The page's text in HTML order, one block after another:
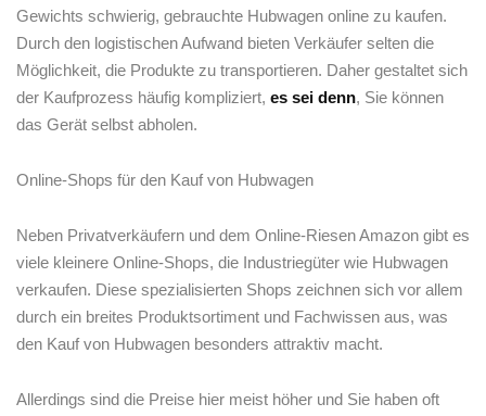
Gewichts ‍schwierig, gebrauchte Hubwagen‌ online ​zu kaufen.
Durch den logistischen Aufwand bieten Verkäufer selten ‌die
‌Möglichkeit, die Produkte zu transportieren. Daher gestaltet sich
der Kaufprozess häufig kompliziert, es sei denn, Sie können
das Gerät selbst abholen.
Online-Shops für⁤ den‌ Kauf von Hubwagen
Neben Privatverkäufern und dem Online-Riesen‌ Amazon ⁤gibt es
viele​ kleinere Online-Shops, die Industriegüter wie⁤ Hubwagen
verkaufen. ​Diese spezialisierten Shops zeichnen sich vor allem
durch ein breites Produktsortiment und Fachwissen aus, was
den Kauf von Hubwagen besonders attraktiv macht.
Allerdings sind die Preise hier meist höher und Sie ‌haben oft